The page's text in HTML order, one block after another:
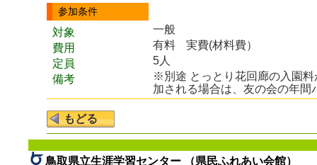
参加条件
対象
一般
費用
有料
実費(材料費）
定員
5人
備考
※別途 とっとり花回廊の入園
加される場合は、友の会の年間
鳥取県立生涯学習センター （県民ふれあい会館）